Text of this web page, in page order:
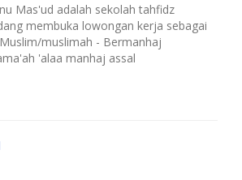
Mas'ud adalah sekolah tahfidz
membuka lowongan kerja sebagai
Muslim/muslimah - Bermanhaj
'alaa manhaj assal